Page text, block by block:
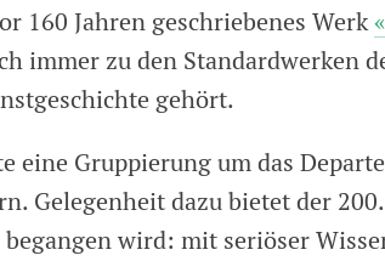
160 Jahren geschriebenes Werk
immer zu den Standardwerken
gehört.
eine Gruppierung um das
Gelegenheit dazu bietet der
begangen wird: mit seriöser